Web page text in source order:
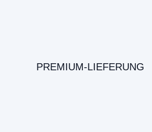
PREMIUM-LIEFERUNG